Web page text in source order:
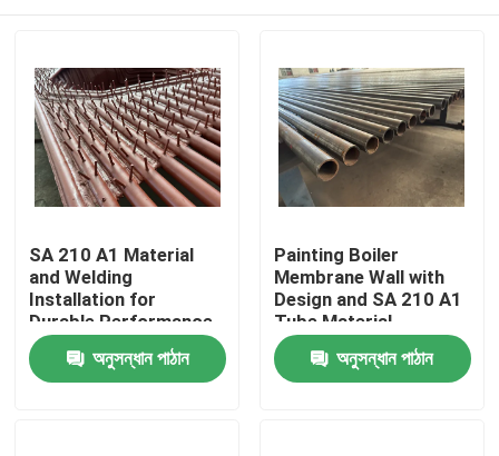
SA 210 A1 Material
and Welding
Installation for
Durable Performance
of Boiler Tubular
Membrane Wall
অনুসন্ধান পাঠান
Painting Boiler
Membrane Wall with
Design and SA 210 A1
Tube Material
অনুসন্ধান পাঠান